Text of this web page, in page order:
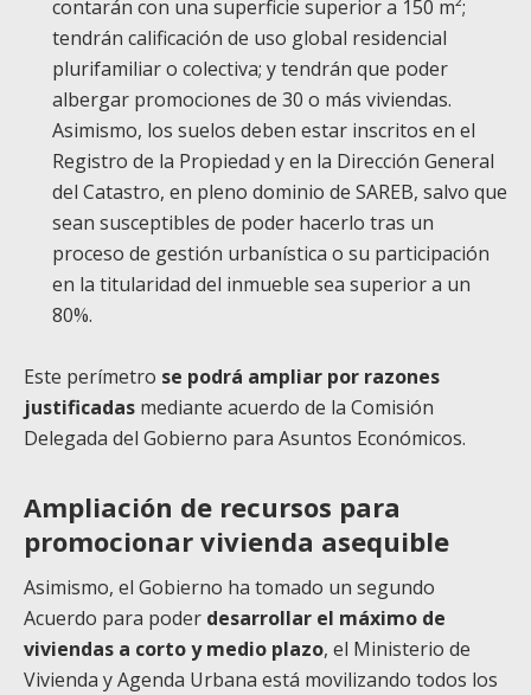
contarán con una superficie superior a 150 m²;
tendrán calificación de uso global residencial
plurifamiliar o colectiva; y tendrán que poder
albergar promociones de 30 o más viviendas.
Asimismo, los suelos deben estar inscritos en el
Registro de la Propiedad y en la Dirección General
del Catastro, en pleno dominio de SAREB, salvo que
sean susceptibles de poder hacerlo tras un
proceso de gestión urbanística o su participación
en la titularidad del inmueble sea superior a un
80%.
Este perímetro se podrá ampliar por razones
justificadas mediante acuerdo de la Comisión
Delegada del Gobierno para Asuntos Económicos.
Ampliación de recursos para
promocionar vivienda asequible
Asimismo, el Gobierno ha tomado un segundo
Acuerdo para poder desarrollar el máximo de
viviendas a corto y medio plazo, el Ministerio de
Vivienda y Agenda Urbana está movilizando todos los